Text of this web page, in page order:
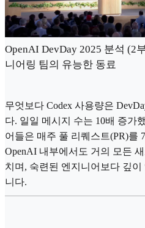
OpenAI DevDay 2025 분석 (2
니어링 팀의 유능한 동료
무엇보다 Codex 사용량은
다. 일일 메시지 수는 10배 증가
어들은 매주 풀 리퀘스트(PR)를
OpenAI 내부에서도 거의 모든
치며, 숙련된 엔지니어보다 깊
니다.